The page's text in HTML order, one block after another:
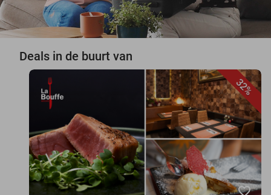
Deals in de buurt van
32%
favorite_border